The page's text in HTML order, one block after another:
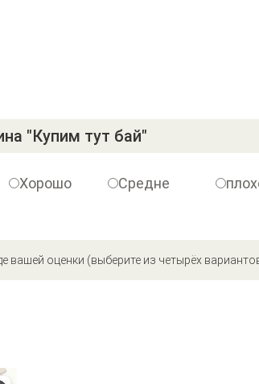
"Купим тут бай"
Хорошо Средне
вашей оценки (выберите из четырёх